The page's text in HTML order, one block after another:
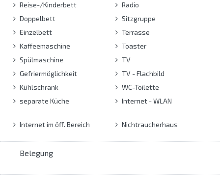
Reise-/Kinderbett
Doppelbett
Einzelbett
Kaffeemaschine
Spülmaschine
Gefriermöglichkeit
Kühlschrank
separate Küche
Radio
Sitzgruppe
Terrasse
Toaster
TV
TV - Flachbild
WC-Toilette
Internet - WLAN
Internet im öff. Bereich Nichtraucherhaus
Belegung